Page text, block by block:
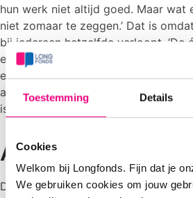
Toestemming Details
Cookies
Welkom bij Longfonds. Fijn dat je
We gebruiken cookies om jouw
hun werk niet altijd goed. Maar wat
niet zomaar te zeggen.’ Dat is
bij iedereen hetzelfde verloopt. ‘De
emfyseem, maar geen vernauwing
een ander is het precies andersom
allebei. Het zou best kunnen dat
is voor verschillende ziekten.’
Aanpakken bij de
De onderzoekers probeerden uit te